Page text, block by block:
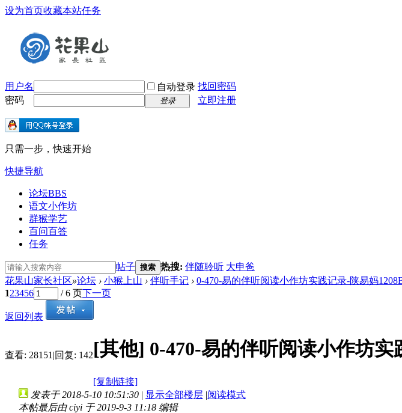
设为首页收藏本站任务
用户名 自动登录 找回密码
密码
登录 立即注册
只需一步，快速开始
快捷导航
论坛BBS
语文小作坊
群猴学艺
百问百答
任务
帖子 搜索 热搜: 伴随聆听 大申爸
花果山家长社区»论坛 › 小猴上山 › 伴听手记 › 0-470-易的伴听阅读小作坊实践记录-陕易妈
123456 / 6 页下一页
返回列表
查看: 28151 |回复: 142[其他] 0-470-易的伴听阅读小作坊实
[复制链接]
发表于 2018-5-10 10:51:30 | 显示全部楼层 |阅读模式
本帖最后由 ciyi 于 2019-9-3 11:18 编辑